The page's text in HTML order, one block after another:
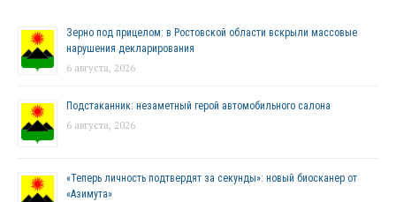
Зерно под прицелом: в Ростовской области вскрыли массовые
нарушения декларирования
6 августа, 2026
Подстаканник: незаметный герой автомобильного салона
6 августа, 2026
«Теперь личность подтвердят за секунды»: новый биосканер от
«Азимута»